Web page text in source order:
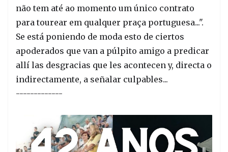
não tem até ao momento um único contrato
para tourear em qualquer praça portuguesa...".
Se está poniendo de moda esto de ciertos
apoderados que van a púlpito amigo a predicar
allí las desgracias que les acontecen y, directa o
indirectamente, a señalar culpables...
-------------